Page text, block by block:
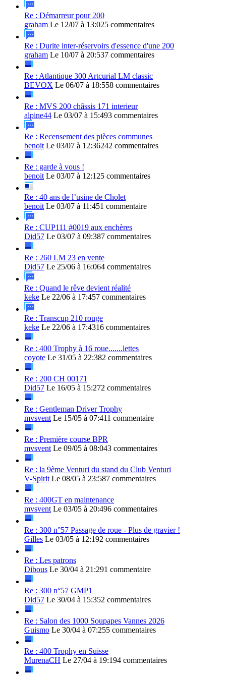
Re : Démarreur pour 200
graham Le 12/07 à 13:025 commentaires
Re : Durite inter-réservoirs d'essence d'une 200
graham Le 10/07 à 20:537 commentaires
Re : Atlantique 300 Artcurial LM classic
BEVOX Le 06/07 à 18:558 commentaires
Re : MVS 200 châssis 171 interieur
alpine44 Le 03/07 à 15:493 commentaires
Re : Recensement des pièces communes
benoit Le 03/07 à 12:36242 commentaires
Re : garde à vous !
benoit Le 03/07 à 12:125 commentaires
Re : 40 ans de l’usine de Cholet
benoit Le 03/07 à 11:451 commentaire
Re : CUP111 #0019 aux enchères
Did57 Le 03/07 à 09:387 commentaires
Re : 260 LM 23 en vente
Did57 Le 25/06 à 16:064 commentaires
Re : Quand le rêve devient réalité
keke Le 22/06 à 17:457 commentaires
Re : Transcup 210 rouge
keke Le 22/06 à 17:4316 commentaires
Re : 400 Trophy à 16 roue.......lettes
coyote Le 31/05 à 22:382 commentaires
Re : 200 CH 00171
Did57 Le 16/05 à 15:272 commentaires
Re : Gentleman Driver Trophy
mvsvent Le 15/05 à 07:411 commentaire
Re : Première course BPR
mvsvent Le 09/05 à 08:043 commentaires
Re : la 9ème Venturi du stand du Club Venturi
V-Spirit Le 08/05 à 23:587 commentaires
Re : 400GT en maintenance
mvsvent Le 03/05 à 20:496 commentaires
Re : 300 n°57 Passage de roue - Plus de gravier !
Gilles Le 03/05 à 12:192 commentaires
Re : Les patrons
Dibous Le 30/04 à 21:291 commentaire
Re : 300 n°57 GMP1
Did57 Le 30/04 à 15:352 commentaires
Re : Salon des 1000 Soupapes Vannes 2026
Guismo Le 30/04 à 07:255 commentaires
Re : 400 Trophy en Suisse
MurenaCH Le 27/04 à 19:194 commentaires